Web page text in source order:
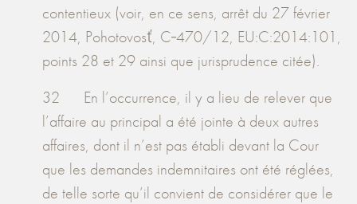
contentieux (voir, en ce sens, arrêt du 27 février
2014, Pohotovosť, C‑470/12, EU:C:2014:101,
points 28 et 29 ainsi que jurisprudence citée).
32 En l’occurrence, il y a lieu de relever que
l’affaire au principal a été jointe à deux autres
affaires, dont il n’est pas établi devant la Cour
que les demandes indemnitaires ont été réglées,
de telle sorte qu’il convient de considérer que le